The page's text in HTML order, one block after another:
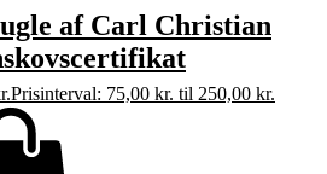
af Carl Christian
Prisinterval: 75,00 kr. til 250,00 kr.